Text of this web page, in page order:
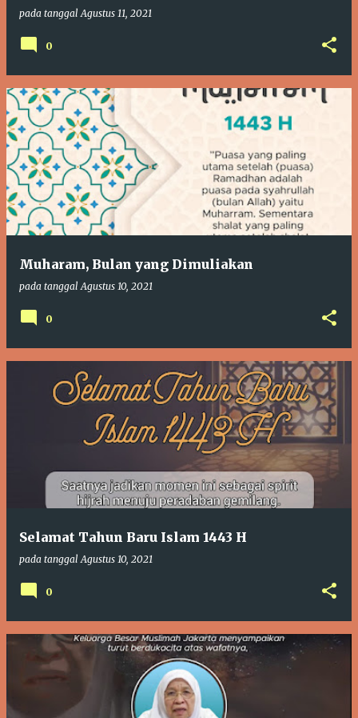
pada tanggalAgustus 11, 2021
0
Muharam, Bulan yang Dimuliakan
pada tanggalAgustus 10, 2021
0
Selamat Tahun Baru Islam 1443 H
pada tanggalAgustus 10, 2021
0